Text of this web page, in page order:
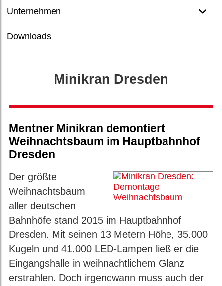
Unternehmen
Downloads
Minikran Dresden
Mentner Minikran demontiert
Weihnachtsbaum im Hauptbahnhof
Dresden
Der größte
Weihnachtsbaum
aller deutschen
Bahnhöfe stand 2015 im Hauptbahnhof
Dresden. Mit seinen 13 Metern Höhe, 35.000
Kugeln und 41.000 LED-Lampen ließ er die
Eingangshalle in weihnachtlichem Glanz
erstrahlen. Doch irgendwann muss auch der